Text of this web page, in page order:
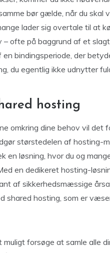
bør gælde, når du
lader sig overtale til at
ofte på baggrund af et
bindingsperiode, der
du egentlig ikke udnytter
hosting
omkring dine behov vil
størstedelen af hosting-
en løsning, hvor du og
en dedikeret hosting-
af sikkerhedsmæssige
shared hosting, som er
forsøge at samle alle